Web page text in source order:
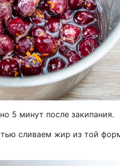
5 минут после закипания.
сливаем жир из той